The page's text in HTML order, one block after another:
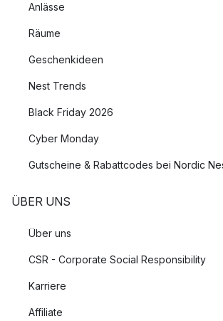
Anlässe
Räume
Geschenkideen
Nest Trends
Black Friday 2026
Cyber Monday
Gutscheine & Rabattcodes bei Nordic
ÜBER UNS
Über uns
CSR - Corporate Social Responsibility
Karriere
Affiliate